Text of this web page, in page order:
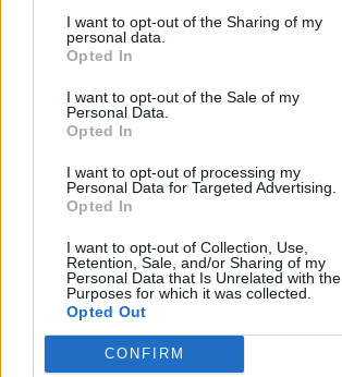
I want to opt-out of the Sharing of my
personal data.
Opted In
I want to opt-out of the Sale of my
Personal Data.
Opted In
I want to opt-out of processing my
Personal Data for Targeted Advertising.
Opted In
I want to opt-out of Collection, Use,
Retention, Sale, and/or Sharing of my
Personal Data that Is Unrelated with the
Purposes for which it was collected.
Opted Out
CONFIRM
Adriano Celentano Il dinosauro
del rock
La supermamma rock non
tradisce mai
27/11/2011